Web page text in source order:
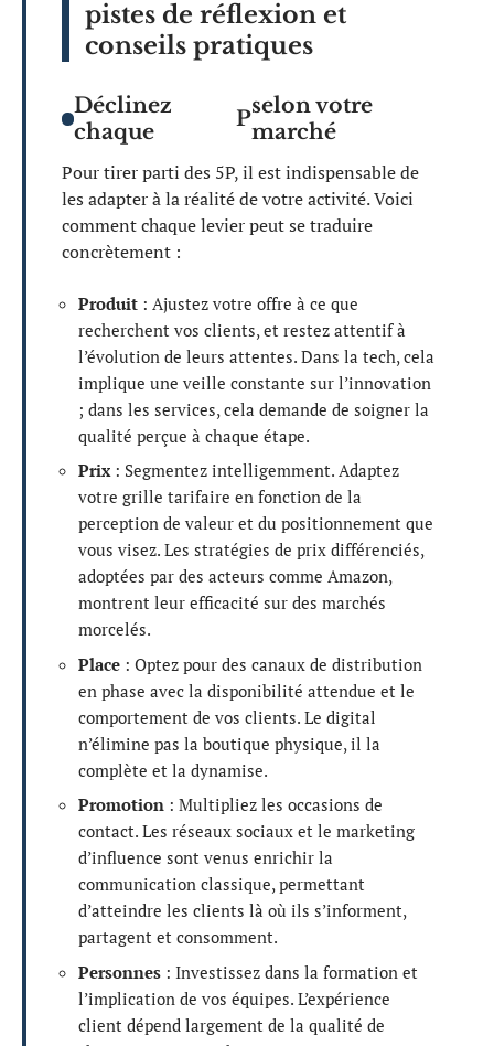
pistes de réflexion et
conseils pratiques
Déclinez
chaque
P
selon votre
marché
Pour tirer parti des 5P, il est indispensable de
les adapter à la réalité de votre activité. Voici
comment chaque levier peut se traduire
concrètement :
Produit : Ajustez votre offre à ce que
recherchent vos clients, et restez attentif à
l’évolution de leurs attentes. Dans la tech, cela
implique une veille constante sur l’innovation
; dans les services, cela demande de soigner la
qualité perçue à chaque étape.
Prix: Segmentez intelligemment. Adaptez
votre grille tarifaire en fonction de la
perception de valeur et du positionnement que
vous visez. Les stratégies de prix différenciés,
adoptées par des acteurs comme Amazon,
montrent leur efficacité sur des marchés
morcelés.
Place : Optez pour des canaux de distribution
en phase avec la disponibilité attendue et le
comportement de vos clients. Le digital
n’élimine pas la boutique physique, il la
complète et la dynamise.
Promotion : Multipliez les occasions de
contact. Les réseaux sociaux et le marketing
d’influence sont venus enrichir la
communication classique, permettant
d’atteindre les clients là où ils s’informent,
partagent et consomment.
Personnes : Investissez dans la formation et
l’implication de vos équipes. L’expérience
client dépend largement de la qualité de